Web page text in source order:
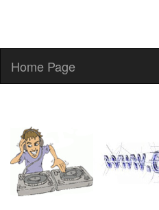
Home Page